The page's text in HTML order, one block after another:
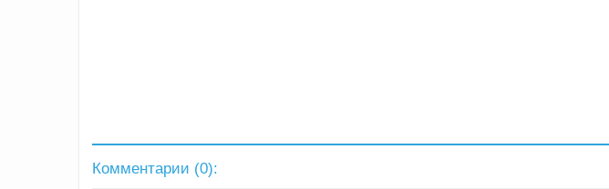
Комментарии (0):